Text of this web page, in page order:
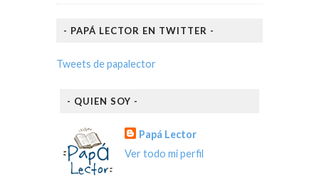
- PAPÁ LECTOR EN TWITTER -
Tweets de papalector
- QUIEN SOY -
Papá Lector
Ver todo mi perfil